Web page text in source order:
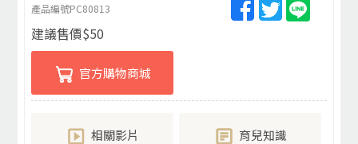
產品編號PC80813
建議售價$50
官方購物商城
相關影片 育兒知識